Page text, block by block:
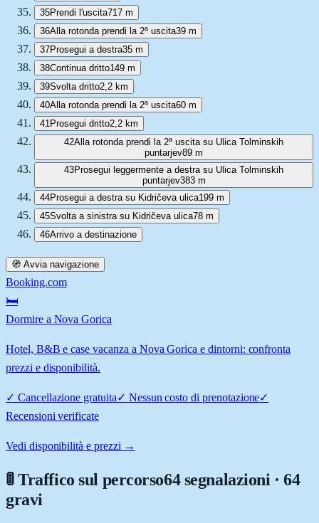
35Prendi l'uscita717 m
36Alla rotonda prendi la 2ª uscita39 m
37Prosegui a destra35 m
38Continua dritto149 m
39Svolta dritto2,2 km
40Alla rotonda prendi la 2ª uscita60 m
41 Prosegui dritto2,2 km
42Alla rotonda prendi la 2ª uscita su Ulica Tolminskih
puntarjev89 m
43Prosegui leggermente a destra su Ulica Tolminskih
puntarjev383 m
44Prosegui a destra su Kidričeva ulica199 m
45Svolta a sinistra su Kidričeva ulica78 m
46Arrivo a destinazione
🧭 Avvia navigazione
Booking.com
🛏️
Dormire a Nova Gorica
Hotel, B&B e case vacanza a Nova Gorica e dintorni: confronta
prezzi e disponibilità.
✓ Cancellazione gratuita✓ Nessun costo di prenotazione✓
Recensioni verificate
Vedi disponibilità e prezzi →
🚦 Traffico sul percorso64 segnalazioni · 64
gravi